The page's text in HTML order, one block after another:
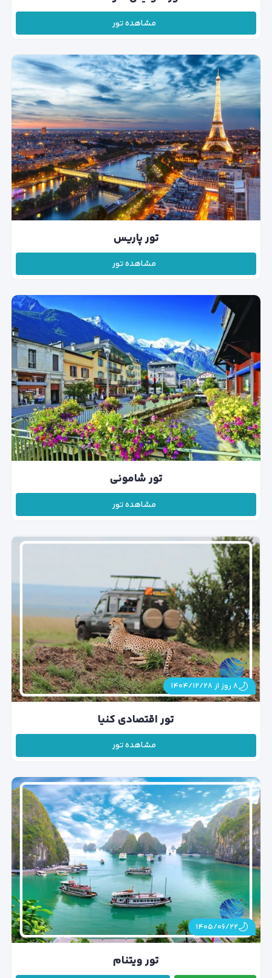
مشاهده تور
تور پاریس
مشاهده تور
تور شامونی
مشاهده تور
۸ روز از ۱۴۰۴/۱۲/۲۸
تور اقتصادی کنیا
مشاهده تور
۱۴۰۵/۰۶/۲۲
تور ویتنام